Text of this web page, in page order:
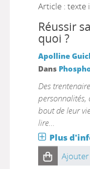
Article : texte
Réussir
quoi ?
Apolline
Dans
Des
personnalités,
bout de leur
lire...
Plus